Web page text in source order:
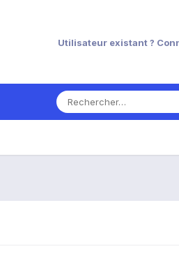
Utilisateur existant ?